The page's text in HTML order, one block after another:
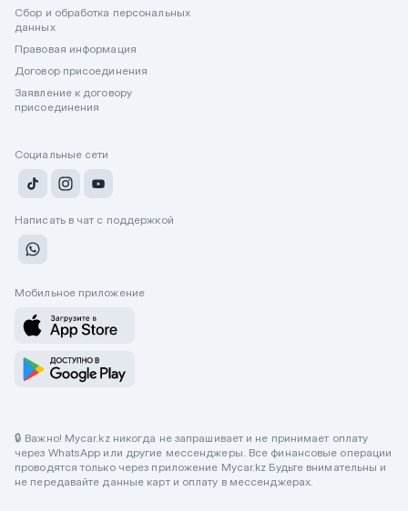
Сбор и обработка персональных
данных
Правовая информация
Договор присоединения
Заявление к договору
присоединения
Социальные сети
Написать в чат с поддержкой
Мобильное приложение
🔒 Важно! Mycar.kz никогда не запрашивает и не принимает оплату
через WhatsApp или другие мессенджеры. Все финансовые операции
проводятся только через приложение Mycar.kz Будьте внимательны и
не передавайте данные карт и оплату в мессенджерах.